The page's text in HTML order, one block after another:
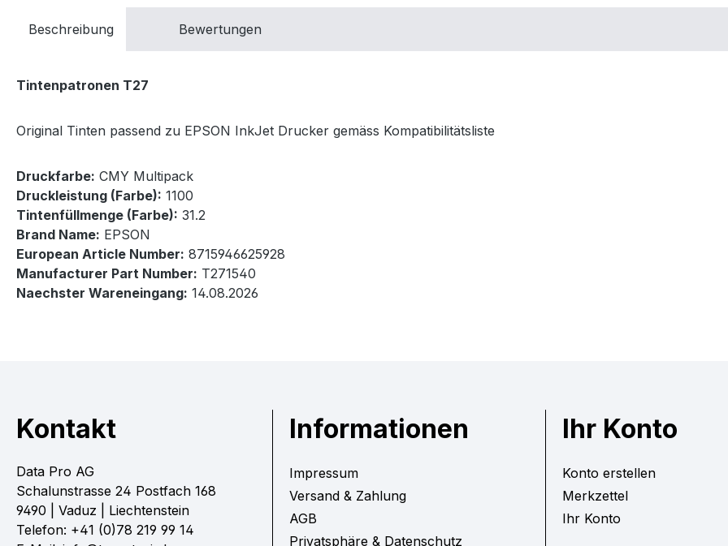
Beschreibung Bewertungen
Tintenpatronen T27
Original Tinten passend zu EPSON InkJet Drucker gemäss Kompatibilitätsliste
Druckfarbe: CMY Multipack
Druckleistung (Farbe): 1100
Tintenfüllmenge (Farbe): 31.2
Brand Name: EPSON
European Article Number: 8715946625928
Manufacturer Part Number: T271540
Naechster Wareneingang: 14.08.2026
Kontakt
Data Pro AG
Schalunstrasse 24 Postfach 168
9490 | Vaduz | Liechtenstein
Telefon: +41 (0)78 219 99 14
Informationen
Impressum
Versand & Zahlung
AGB
Privatsphäre & Datenschutz
Ihr Konto
Konto erstellen
Merkzettel
Ihr Konto